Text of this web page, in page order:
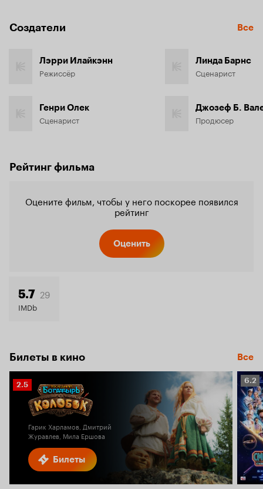
Создатели Все
Лэрри Илайкэнн
Режиссёр
Генри Олек
Сценарист
Линда Барнс
Сценарист
Джозеф Б.
Продюсер
Рейтинг фильма
Оцените фильм, чтобы у него поскорее появился
рейтинг
Оценить
5.7 29
IMDb
Билеты в кино Все
Билеты
Рейтинг
Кинопоиска
2.5
Гарик Харламов, Дмитрий
Журавлев, Мила Ершова
6.2
6.2